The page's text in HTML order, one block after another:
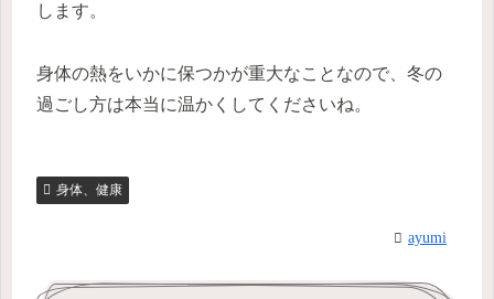
します。
身体の熱をいかに保つかが重大なことなので、冬の
過ごし方は本当に温かくしてくださいね。
身体、健康
ayumi